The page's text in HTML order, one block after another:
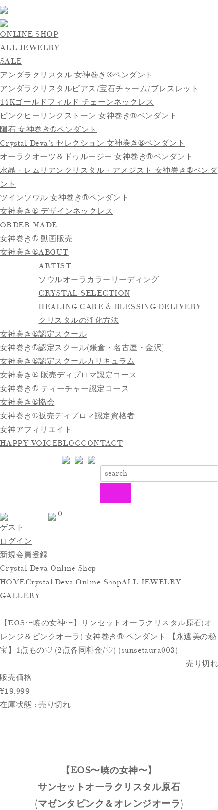
ONLINE SHOP
ALL JEWELRY
SALE
アンダラクリスタル 女神巻き®ペンダント
アンダラクリスタルピアス/宝石チャーム/ブレスレット
14Kゴールドフィルド チェーンネックレス
ピンクヒーリングストーン 女神巻き®ペンダント
隕石 女神巻き®ペンダント
Crystal Deva’s セレクション 女神巻き®ペンダント
オーラクオーツ＆ドゥルージー 女神巻き®ペンダント
水晶・レムリアンクリスタル・アメジスト 女神巻き®ペンダ
ント
ツインソウル 女神巻き®ペンダント
女神巻き® デザインネックレス
ORDER MADE
女神巻き® 動画販売
女神巻き®ABOUT
ARTIST
ソウルオーラカラーリーディング
CRYSTAL SELECTION
HEALING CARE & BLESSING DELIVERY
クリスタルの浄化方法
女神巻き®認定スクール
女神巻き®認定スクール(鎌倉・名古屋・金沢)
女神巻き®認定スクールカリキュラム
女神巻き® 販売ディプロマ認定コース
女神巻き® ティーチャー認定コース
女神巻き®協会
女神巻き®販売ディプロマ認定資格者
女神アフィリエイト
HAPPY VOICEBLOGCONTACT
ゲスト
ログイン
新規会員登録
0
Crystal Deva Online Shop
HOMECrystal Deva Online ShopALL JEWELRY
GALLERY
【EOS〜暁の女神〜】サンセットオーラクリスタル原石(オ
レンジ＆ピンクオーラ) 女神巻き®︎ ペンダント 【永遠美の秘
宝】1点もの♡ (2点各同料金/♡) (sunsetaura003)
売り切れ
販売価格
¥19,999
在庫状態 : 売り切れ
【EOS〜暁の女神〜】
サンセットオーラクリスタル原石
(マゼンタピンク＆オレンジオーラ)